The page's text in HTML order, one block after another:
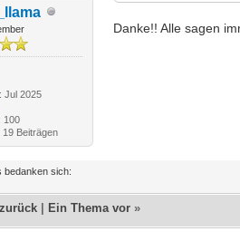
Jul 2025
100
Beiträgen
Danke!! Alle sagen
bedanken sich:
Ein Thema vor »